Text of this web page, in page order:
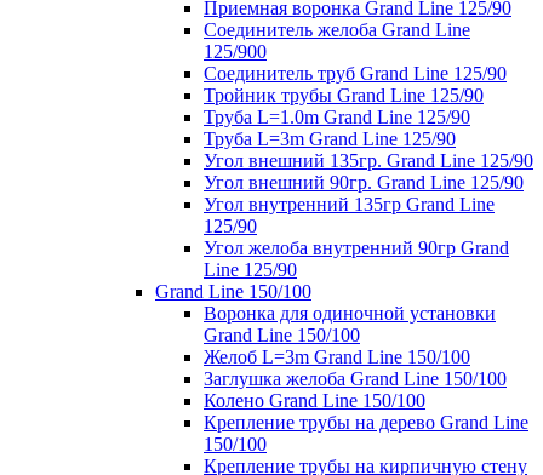
Приемная воронка Grand Line 125/90
Соединитель желоба Grand Line
125/900
Соединитель труб Grand Line 125/90
Тройник трубы Grand Line 125/90
Труба L=1.0m Grand Line 125/90
Труба L=3m Grand Line 125/90
Угол внешний 135гр. Grand Line 125/90
Угол внешний 90гр. Grand Line 125/90
Угол внутренний 135гр Grand Line
125/90
Угол желоба внутренний 90гр Grand
Line 125/90
Grand Line 150/100
Воронка для одиночной установки
Grand Line 150/100
Желоб L=3m Grand Line 150/100
Заглушка желоба Grand Line 150/100
Колено Grand Line 150/100
Крепление трубы на дерево Grand Line
150/100
Крепление трубы на кирпичную стену